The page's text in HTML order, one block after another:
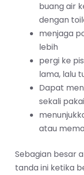
buang air
dengan
menjaga
lebih
pergi ke
lama, lalu
Dapat
sekali
atau
Sebagian besar
tanda ini ketika